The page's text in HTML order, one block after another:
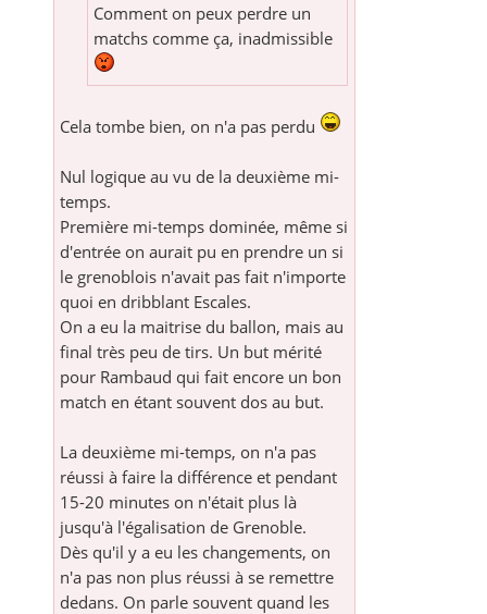
Comment on peux perdre un
matchs comme ça, inadmissible
Cela tombe bien, on n'a pas perdu
Nul logique au vu de la deuxième mi-
temps.
Première mi-temps dominée, même si
d'entrée on aurait pu en prendre un si
le grenoblois n'avait pas fait n'importe
quoi en dribblant Escales.
On a eu la maitrise du ballon, mais au
final très peu de tirs. Un but mérité
pour Rambaud qui fait encore un bon
match en étant souvent dos au but.
La deuxième mi-temps, on n'a pas
réussi à faire la différence et pendant
15-20 minutes on n'était plus là
jusqu'à l'égalisation de Grenoble.
Dès qu'il y a eu les changements, on
n'a pas non plus réussi à se remettre
dedans. On parle souvent quand les